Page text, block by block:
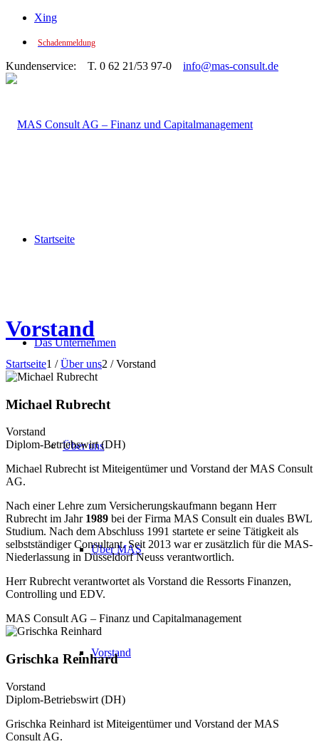
Xing
Schadenmeldung
Kundenservice: T. 0 62 21/53 97-0 info@mas-consult.de
Startseite
Das Unternehmen
Über uns
Über MAS
Vorstand
Vorstand
Startseite1 / Über uns2 / Vorstand
Michael Rubrecht
Vorstand
Diplom-Betriebswirt (DH)
Michael Rubrecht ist Mit­eigen­tümer und Vor­stand der MAS Consult
AG.
Nach einer Lehre zum Ver­sicherungs­kauf­mann begann Herr
Rubrecht im Jahr 1989 bei der Firma MAS Consult ein duales BWL
Studium. Nach dem Ab­schluss 1991 startete er seine Tätig­­keit als
selbst­ständiger Consultant. Seit 2013 war er zusätzlich für die MAS-
Nieder­­lassung in Düsseldorf Neuss ver­antwortlich.
Herr Rubrecht ver­­ant­wortet als Vor­stand die Ressorts Finanzen,
Controlling und EDV.
MAS Consult AG – Finanz und Capitalmanagement
Grischka Reinhard
Vorstand
Diplom-Betriebswirt (DH)
Grischka Reinhard ist Mit­eigen­tümer und Vorstand der MAS
Consult AG.